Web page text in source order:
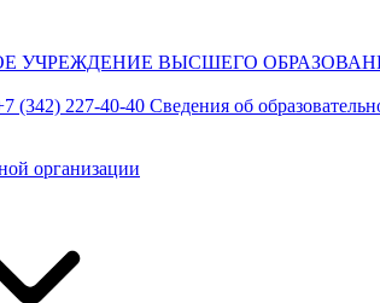
УЧРЕЖДЕНИЕ ВЫСШЕГО
(342) 227-40-40 Сведения об
организации